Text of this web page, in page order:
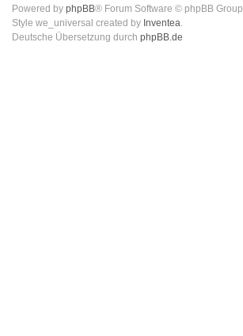
Powered by phpBB® Forum Software © phpBB Group
Style we_universal created by Inventea.
Deutsche Übersetzung durch phpBB.de